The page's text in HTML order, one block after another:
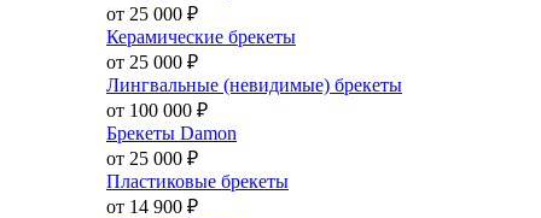
от 25 000 ₽
Керамические брекеты
от 25 000 ₽
Лингвальные (невидимые) брекеты
от 100 000 ₽
Брекеты Damon
от 25 000 ₽
Пластиковые брекеты
от 14 900 ₽